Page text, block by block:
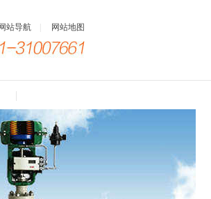
网站导航 网站地图